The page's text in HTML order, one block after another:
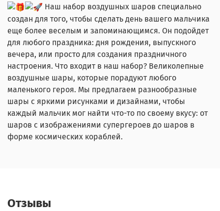
Наш набор воздушных шаров специально
создан для того, чтобы сделать день вашего мальчика
еще более веселым и запоминающимся. Он подойдет
для любого праздника: дня рождения, выпускного
вечера, или просто для создания праздничного
настроения. Что входит в наш набор? Великолепные
воздушные шары, которые порадуют любого
маленького героя. Мы предлагаем разнообразные
шары с яркими рисунками и дизайнами, чтобы
каждый мальчик мог найти что-то по своему вкусу: от
шаров с изображениями супергероев до шаров в
форме космических кораблей.
Отзывы